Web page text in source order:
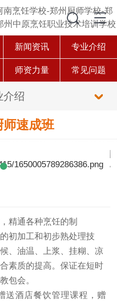
新闻资讯 专业介绍
师资力量 常见问题
介绍
师速成班
精通各种烹饪的制
初加工和初步熟处理技
、油温、上浆、挂糊、凉
素质的提高。保证在短时
包会。
送酒店餐饮管理课程，赠